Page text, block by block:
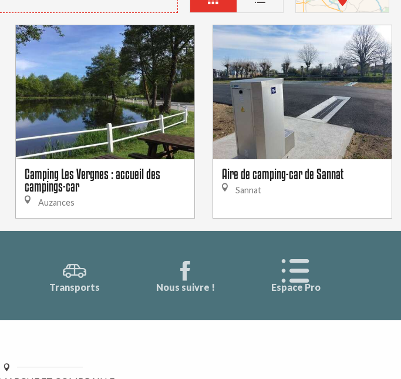
Camping Les Vergnes : accueil des
campings-car
Auzances
Aire de camping-car de Sannat
Sannat
Transports Nous suivre ! Espace Pro